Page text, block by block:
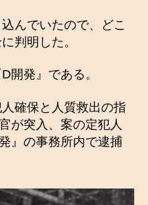
んでいたので、どこ
判明した。
開発』である。
確保と人質救出の指
が突入、案の定犯人
』の事務所内で逮捕